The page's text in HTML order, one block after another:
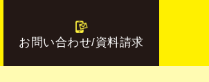
お問い合わせ/資料請求